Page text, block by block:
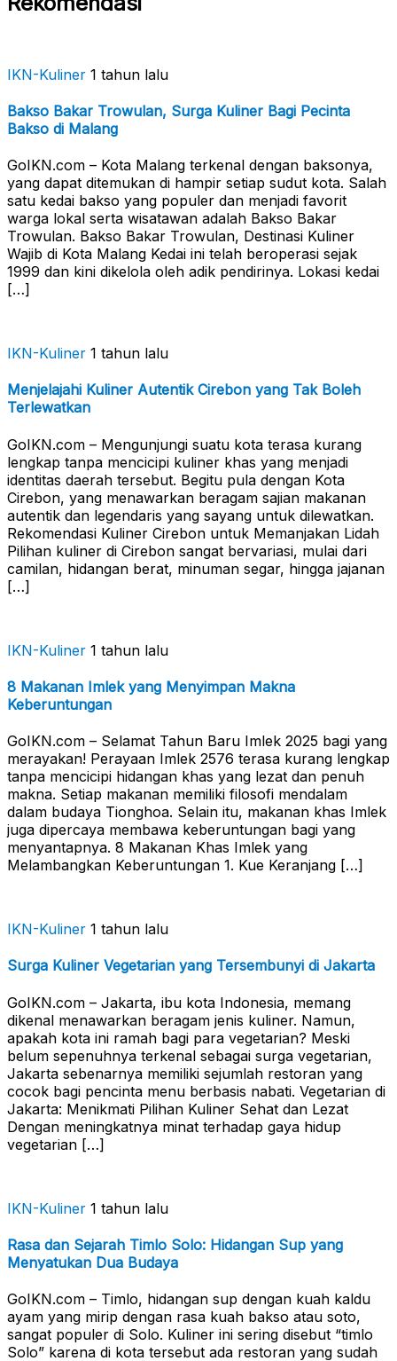
IKN-Kuliner 1 tahun lalu
Bakso Bakar Trowulan, Surga Kuliner Bagi Pecinta
Bakso di Malang
GoIKN.com – Kota Malang terkenal dengan baksonya,
yang dapat ditemukan di hampir setiap sudut kota. Salah
satu kedai bakso yang populer dan menjadi favorit
warga lokal serta wisatawan adalah Bakso Bakar
Trowulan. Bakso Bakar Trowulan, Destinasi Kuliner
Wajib di Kota Malang Kedai ini telah beroperasi sejak
1999 dan kini dikelola oleh adik pendirinya. Lokasi kedai
[…]
IKN-Kuliner 1 tahun lalu
Menjelajahi Kuliner Autentik Cirebon yang Tak Boleh
Terlewatkan
GoIKN.com – Mengunjungi suatu kota terasa kurang
lengkap tanpa mencicipi kuliner khas yang menjadi
identitas daerah tersebut. Begitu pula dengan Kota
Cirebon, yang menawarkan beragam sajian makanan
autentik dan legendaris yang sayang untuk dilewatkan.
Rekomendasi Kuliner Cirebon untuk Memanjakan Lidah
Pilihan kuliner di Cirebon sangat bervariasi, mulai dari
camilan, hidangan berat, minuman segar, hingga jajanan
[…]
IKN-Kuliner 1 tahun lalu
8 Makanan Imlek yang Menyimpan Makna
Keberuntungan
GoIKN.com – Selamat Tahun Baru Imlek 2025 bagi yang
merayakan! Perayaan Imlek 2576 terasa kurang lengkap
tanpa mencicipi hidangan khas yang lezat dan penuh
makna. Setiap makanan memiliki filosofi mendalam
dalam budaya Tionghoa. Selain itu, makanan khas Imlek
juga dipercaya membawa keberuntungan bagi yang
menyantapnya. 8 Makanan Khas Imlek yang
Melambangkan Keberuntungan 1. Kue Keranjang […]
IKN-Kuliner 1 tahun lalu
Surga Kuliner Vegetarian yang Tersembunyi di Jakarta
GoIKN.com – Jakarta, ibu kota Indonesia, memang
dikenal menawarkan beragam jenis kuliner. Namun,
apakah kota ini ramah bagi para vegetarian? Meski
belum sepenuhnya terkenal sebagai surga vegetarian,
Jakarta sebenarnya memiliki sejumlah restoran yang
cocok bagi pencinta menu berbasis nabati. Vegetarian di
Jakarta: Menikmati Pilihan Kuliner Sehat dan Lezat
Dengan meningkatnya minat terhadap gaya hidup
vegetarian […]
IKN-Kuliner 1 tahun lalu
Rasa dan Sejarah Timlo Solo: Hidangan Sup yang
Menyatukan Dua Budaya
GoIKN.com – Timlo, hidangan sup dengan kuah kaldu
ayam yang mirip dengan rasa kuah bakso atau soto,
sangat populer di Solo. Kuliner ini sering disebut “timlo
Solo” karena di kota tersebut ada restoran yang sudah